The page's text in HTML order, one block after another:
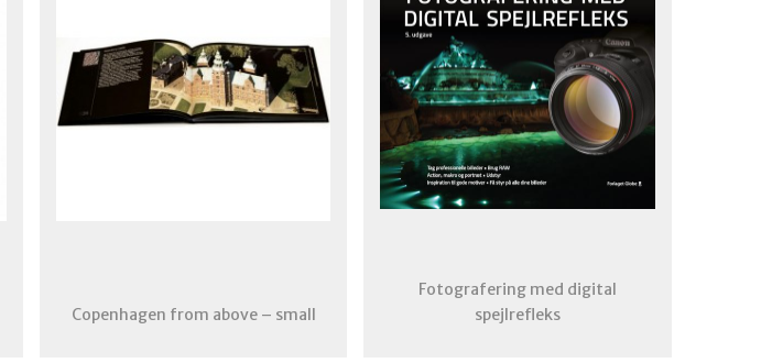
Copenhagen from above – small
Fotografering med digital
spejlrefleks